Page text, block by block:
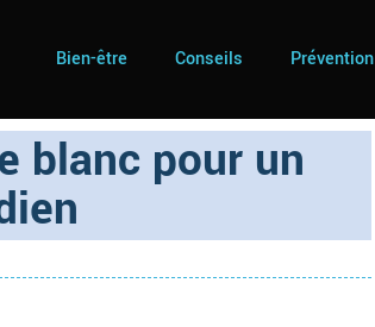
Bien-être Conseils Prévention
blanc pour un